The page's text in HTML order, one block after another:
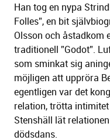
Han tog en nypa
Folles”, en bit
Olsson och åstadkom
traditionell ”Godot”.
som sminkat sig
möjligen att uppröra
egentligen var det
relation, trötta
Stenshäll lät
dödsdans.